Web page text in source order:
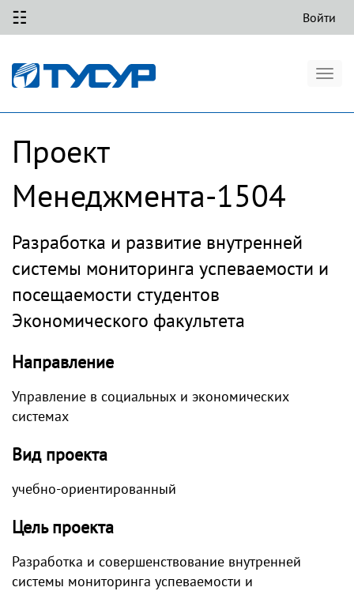
☷ Войти
Проект
Менеджмента-1504
Разработка и развитие внутренней
системы мониторинга успеваемости и
посещаемости студентов
Экономического факультета
Направление
Управление в социальных и экономических
системах
Вид проекта
учебно-ориентированный
Цель проекта
Разработка и совершенствование внутренней
системы мониторинга успеваемости и